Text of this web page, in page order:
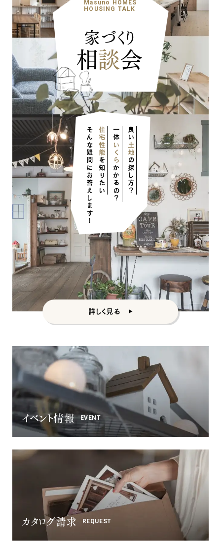
ナチュラル
ナチュラル
カントリー
ヴィンテージ
Masuno HOMES
HOUSING TALK
家づくり
相談会
住宅性能
を知りたい
一体
いくら
かかるの？
良い
土地
の探し方？
そんな疑問にお答えします！
詳しく見る
イベント情報 EVENT
カタログ請求 REQUEST